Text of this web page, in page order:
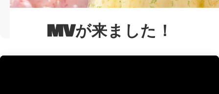
MVが来ました！